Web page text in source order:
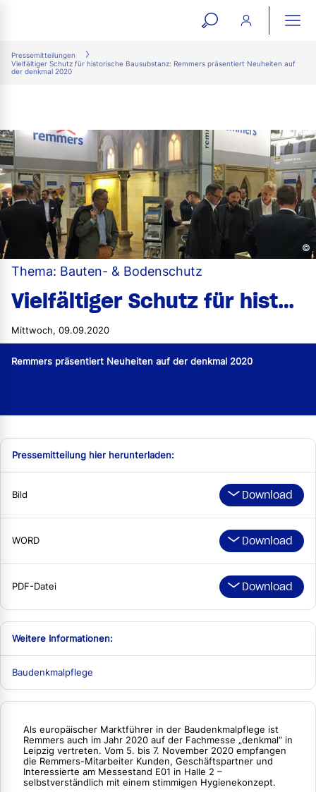
open
Pressemitteilungen
Vielfältiger Schutz für historische Bausubstanz: Remmers präsentiert Neuheiten auf
der denkmal 2020
©
Thema: Bauten- & Bodenschutz
Vielfältiger Schutz für historische Bausubstanz
Mittwoch, 09.09.2020
Remmers präsentiert Neuheiten auf der denkmal 2020
Pressemitteilung hier herunterladen:
Bild Download
WORD Download
PDF-Datei Download
Weitere Informationen:
Baudenkmalpflege
Als europäischer Marktführer in der Baudenkmalpflege ist
Remmers auch im Jahr 2020 auf der Fachmesse „denkmal“ in
Leipzig vertreten. Vom 5. bis 7. November 2020 empfangen
die Remmers-Mitarbeiter Kunden, Geschäftspartner und
Interessierte am Messestand E01 in Halle 2 –
selbstverständlich mit einem stimmigen Hygienekonzept.